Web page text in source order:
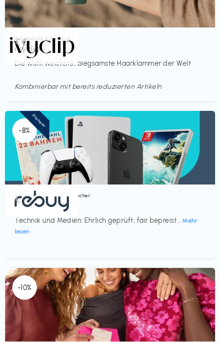
Accessoires & Schmuck
ivyclip
Die wohl weichste, biegsamste Haarklammer der Welt
€€‎
Kombinierbar mit bereits reduzierten Artikeln
-8%
Bücher, Magazine & Hörbücher
rebuy
Technik und Medien: Ehrlich geprüft, fair bepreist... Mehr
lesen
€‎
Pioneer
-10%